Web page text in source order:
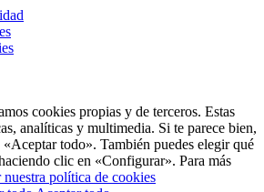
cookies propias y de terceros. Estas
analíticas y multimedia. Si te parece bien,
todo». También puedes elegir qué
clic en «Configurar». Para más
nuestra política de cookies